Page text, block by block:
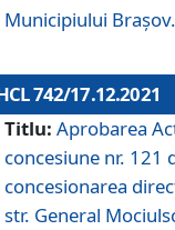
Municipiului Brașov.
742/17.12.2021
Titlu: Aprobarea
concesiune nr. 121
concesionarea
str. General